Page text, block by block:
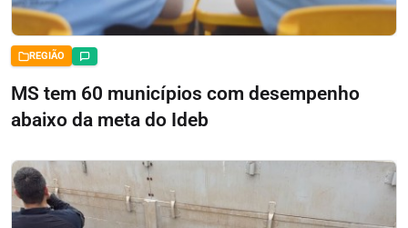
REGIÃO
MS tem 60 municípios com desempenho
abaixo da meta do Ideb